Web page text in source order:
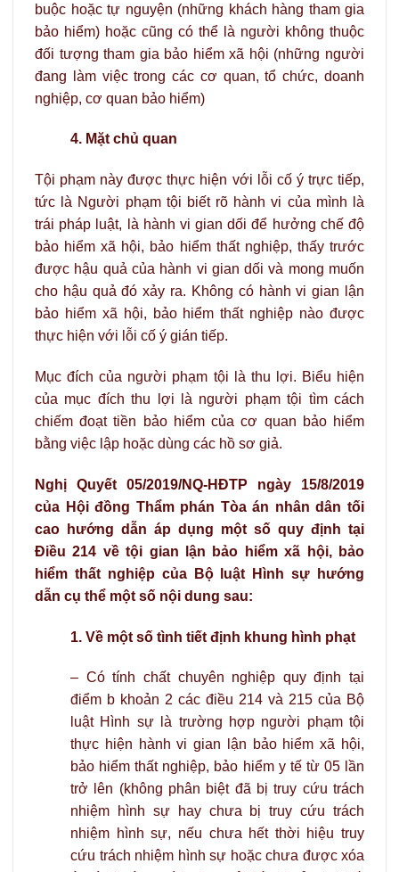
buộc hoặc tự nguyện (những khách hàng tham gia
bảo hiểm) hoặc cũng có thể là người không thuộc
đối tượng tham gia bảo hiểm xã hội (những người
đang làm việc trong các cơ quan, tổ chức, doanh
nghiệp, cơ quan bảo hiểm)
4. Mặt chủ quan
Tội phạm này được thực hiện với lỗi cố ý trực tiếp,
tức là Người phạm tội biết rõ hành vi của mình là
trái pháp luật, là hành vi gian dối để hưởng chế độ
bảo hiểm xã hội, bảo hiểm thất nghiệp, thấy trước
được hậu quả của hành vi gian dối và mong muốn
cho hậu quả đó xảy ra. Không có hành vi gian lận
bảo hiểm xã hội, bảo hiểm thất nghiệp nào được
thực hiện với lỗi cố ý gián tiếp.
Mục đích của người phạm tội là thu lợi. Biểu hiện
của mục đích thu lợi là người phạm tội tìm cách
chiếm đoạt tiền bảo hiểm của cơ quan bảo hiểm
bằng việc lập hoặc dùng các hồ sơ giả.
Nghị Quyết 05/2019/NQ-HĐTP ngày 15/8/2019
của Hội đồng Thẩm phán Tòa án nhân dân tối
cao hướng dẫn áp dụng một số quy định tại
Điều 214 về tội gian lận bảo hiểm xã hội, bảo
hiểm thất nghiệp của Bộ luật Hình sự hướng
dẫn cụ thể một số nội dung sau:
1. Về một số tình tiết định khung hình phạt
– Có tính chất chuyên nghiệp quy định tại
điểm b khoản 2 các điều 214 và 215 của Bộ
luật Hình sự là trường hợp người phạm tội
thực hiện hành vi gian lận bảo hiểm xã hội,
bảo hiểm thất nghiệp, bảo hiểm y tế từ 05 lần
trở lên (không phân biệt đã bị truy cứu trách
nhiệm hình sự hay chưa bị truy cứu trách
nhiệm hình sự, nếu chưa hết thời hiệu truy
cứu trách nhiệm hình sự hoặc chưa được xóa